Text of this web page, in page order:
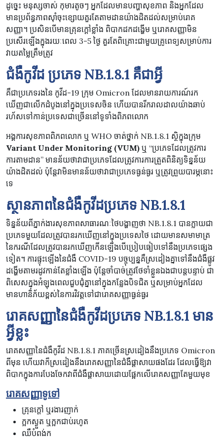
ដូច្នេះ មនុស្សចាស់ កុមារតូចៗ អ្នកដែលមានបញ្ហាសុខភាព និងអ្នកដែល
មានប្រព័ន្ធភាពស៊ាំចុះខ្សោយគួរតែតាមដានយ៉ាងដិតដល់សម្រាប់រោគ
សញ្ញា។ ប្រសិនបើមានគ្រុនក្តៅខ្លាំង ពិបាកដកដង្ហើម ឬរោគសញ្ញាមិន
ប្រសើរឡើងក្នុងរយៈពេល 3-5 ថ្ងៃ គួរតែពិគ្រោះជាមួយគ្រូពេទ្យសម្រាប់ការ
វាយតម្លៃត្រឹមត្រូវ
ជំងឺកូវីដ ប្រភេទ NB.1.8.1 គឺជាអ្វី
គឺជាប្រភេទរងនៃ កូវីដ-19 ក្រុម Omicron ដែលមានរាយការណ៍រក
ឃើញជាលើកដំបូងនៅក្នុងប្រទេសចិន ហើយបានរីករាលដាលយ៉ាងឆាប់
រហ័សទៅកាន់ប្រទេសជាច្រើននៅទូទាំងពិភពលោក
អង្គការសុខភាពពិភពលោក ឬ WHO ចាត់ថ្នាក់ NB.1.8.1 ស្ថិក្នុងក្រុម
Variant Under Monitoring (VUM) ឬ “ប្រភេទដែលត្រូវការ
ការតាមដាន” មានន័យថាវាជាប្រភេទដែលត្រូវការការត្រួតពិនិត្យទិន្នន័យ
យ៉ាងដិតដល់ ប៉ុន្តែវាមិនមានន័យថាវាជាប្រភេទធ្ងន់ធ្ងរ ឬត្រូវព្រួយបារម្ភនោះ
ទេ
ស្ថានភាពនៃជំងឺកូវីដប្រភេទ NB.1.8.1
ទិន្នន័យពីភ្នាក់ងារសុខភាពសាធារណៈថៃបង្ហាញថា NB.1.8.1 បានក្លាយជា
ប្រភេទមួយដែលត្រូវបានរកឃើញនៅក្នុងប្រទេសថៃ ដោយមានសមាមាត្រ
នៃករណីដែលត្រូវបានរកឃើញកើនឡើងបើប្រៀបធៀបទៅនឹងប្រភេទផ្សេង
ទៀត។ ការផ្ទុះឡើងនៃជំងឺ COVID-19 បច្ចុប្បន្នគឺស្រដៀងគ្នាទៅនឹងជំងឺផ្លូវ
ដង្ហើមតាមរដូវកាន់តែខ្លាំងឡើង ប៉ុន្តែចាំបាច់ត្រូវថែទាំខ្លួនឯងជាបន្តបន្ទាប់ ជា
ពិសេសក្នុងអំឡុងពេលជួបជុំគ្នានៅក្នុងកន្លែងបិទជិត ឬសម្រាប់អ្នកដែល
មានហានិភ័យខ្ពស់នៃការវិវត្តទៅជារោគសញ្ញាធ្ងន់ធ្ងរ
រោគសញ្ញានៃជំងឺកូវីដប្រភេទ NB.1.8.1មាន
អ្វីខ្លះ
រោគសញ្ញានៃជំងឺកូវីដ NB.1.8.1 ភាគច្រើនស្រដៀងនឹងប្រភេទ Omicron
ពីមុន ហើយវាក៏ស្រដៀងនឹងរោគសញ្ញានៃជំងឺផ្តាសាយផងដែរ ដែលធ្វើឱ្យវា
ពិបាកក្នុងការបែងចែកវាពីជំងឺផ្តាសាយដោយផ្អែកលើរោគសញ្ញាតែមួយមុខ
រោគសញ្ញាទូទៅ
គ្រុនក្តៅ ឬរងារញាក់
ក្អកស្ងួត ឬក្អកជាប់រហូត
ឈឺបំពង់ក